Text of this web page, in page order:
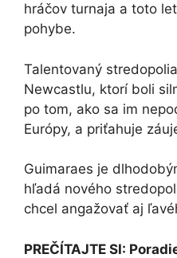
hráčov turnaja a toto
pohybe.
Talentovaný
Newcastlu, ktorí boli
po tom, ako sa im
Európy, a priťahuje
Guimaraes je
hľadá nového
chcel angažovať aj
PREČÍTAJTE SI: